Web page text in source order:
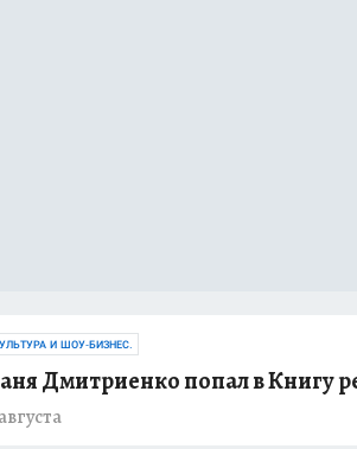
И ШОУ-БИЗНЕС.
Дмитриенко попал в Книгу